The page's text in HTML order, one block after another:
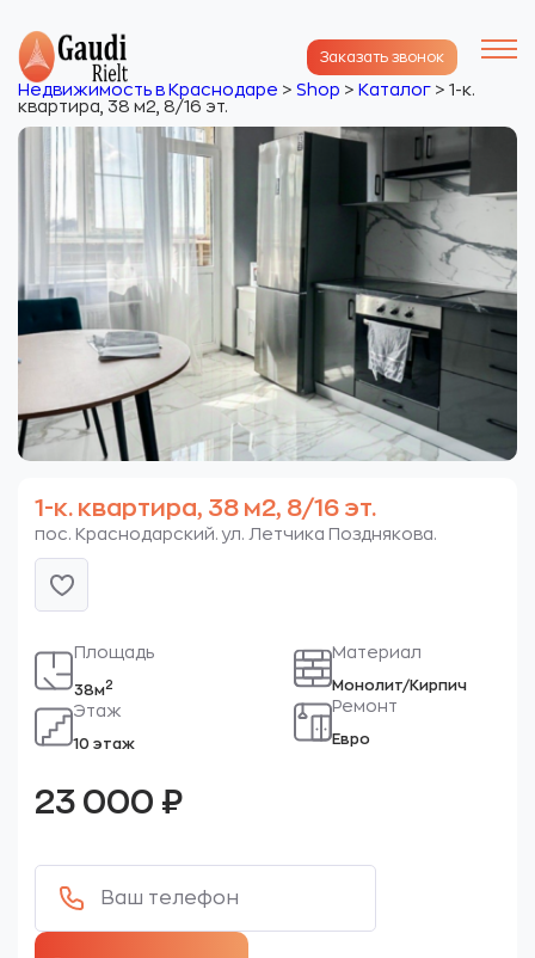
Заказать звонок
Недвижимость в Краснодаре > Shop > Каталог > 1-к.
квартира, 38 м2, 8/16 эт.
1-к. квартира, 38 м2, 8/16 эт.
пос. Краснодарский. ул. Летчика Позднякова.
Площадь
38м2
Этаж
10 этаж
Материал
Монолит/Кирпич
Ремонт
Евро
23 000 ₽